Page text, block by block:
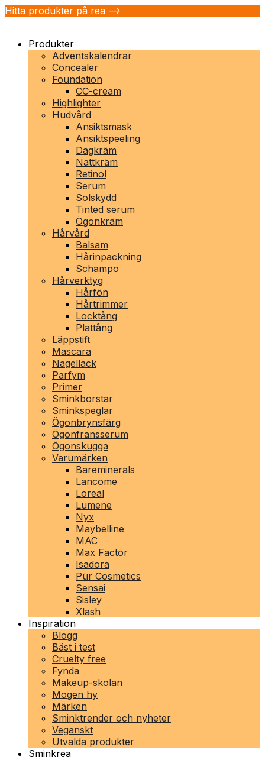
Hitta produkter på rea -->
Produkter
Adventskalendrar
Concealer
Foundation
CC-cream
Highlighter
Hudvård
Ansiktsmask
Ansiktspeeling
Dagkräm
Nattkräm
Retinol
Serum
Solskydd
Tinted serum
Ögonkräm
Hårvård
Balsam
Hårinpackning
Schampo
Hårverktyg
Hårfön
Hårtrimmer
Locktång
Plattång
Läppstift
Mascara
Nagellack
Parfym
Primer
Sminkborstar
Sminkspeglar
Ögonbrynsfärg
Ögonfransserum
Ögonskugga
Varumärken
Bareminerals
Lancome
Loreal
Lumene
Nyx
Maybelline
MAC
Max Factor
Isadora
Pür Cosmetics
Sensai
Sisley
Xlash
Inspiration
Blogg
Bäst i test
Cruelty free
Fynda
Makeup-skolan
Mogen hy
Märken
Sminktrender och nyheter
Veganskt
Utvalda produkter
Sminkrea